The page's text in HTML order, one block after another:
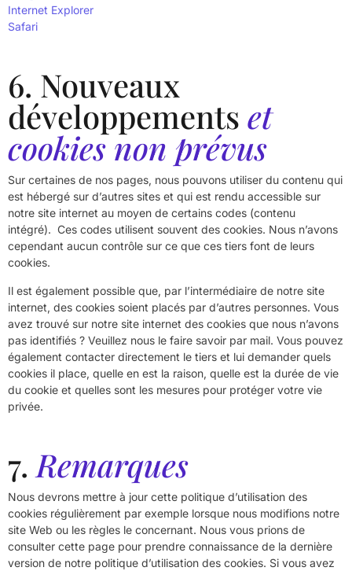
Internet Explorer
Safari
6. Nouveaux
développements et
cookies non prévus
Sur certaines de nos pages, nous pouvons utiliser du contenu qui
est hébergé sur d’autres sites et qui est rendu accessible sur
notre site internet au moyen de certains codes (contenu
intégré). Ces codes utilisent souvent des cookies. Nous n’avons
cependant aucun contrôle sur ce que ces tiers font de leurs
cookies.
Il est également possible que, par l’intermédiaire de notre site
internet, des cookies soient placés par d’autres personnes. Vous
avez trouvé sur notre site internet des cookies que nous n’avons
pas identifiés ? Veuillez nous le faire savoir par mail. Vous pouvez
également contacter directement le tiers et lui demander quels
cookies il place, quelle en est la raison, quelle est la durée de vie
du cookie et quelles sont les mesures pour protéger votre vie
privée.
7. Remarques
Nous devrons mettre à jour cette politique d’utilisation des
cookies régulièrement par exemple lorsque nous modifions notre
site Web ou les règles le concernant. Nous vous prions de
consulter cette page pour prendre connaissance de la dernière
version de notre politique d’utilisation des cookies. Si vous avez